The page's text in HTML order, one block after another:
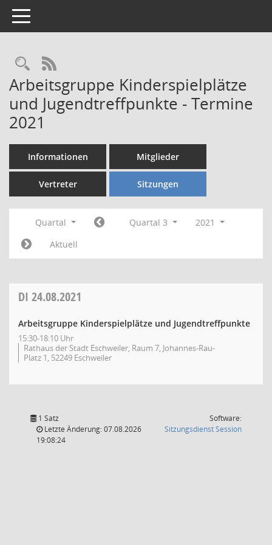
Toggle navigation
Rechercheauswahl
RSS-Feed
Arbeitsgruppe Kinderspielplätze
und Jugendtreffpunkte - Termine
2021
Informationen Mitglieder
Vertreter Sitzungen
Quartal Quartal 3
2021
Aktuell
DI 24.08.2021
Arbeitsgruppe Kinderspielplätze und Jugendtreffpunkte
15:30-18:10 Uhr
Rathaus der Stadt Eschweiler, Raum 7, Johannes-Rau-
Platz 1, 52249 Eschweiler
1 Satz
Letzte Änderung: 07.08.2026
19:08:24
Software:
SitzungsdienstSession(Wird in